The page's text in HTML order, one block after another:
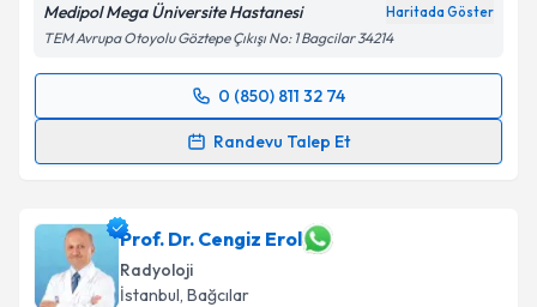
Kişisel verilerimin işlenmesine ilişkinAydınlatma
Metni'ni okudum ve kişisel verilerimin belirtilen
kapsamda işlenmesini kabul ediyorum.
Takvim Talebini Gönder
Medipol Mega Üniversite Hastanesi Haritada Göster
TEM Avrupa Otoyolu Göztepe Çıkışı No: 1 Bagcilar 34214
0 (850) 811 32 74
Randevu Talep Et
Randevu Takvimi Talebi
takvim hazırlandığında e-posta ile bilgilendireceğiz.
E-posta Adresiniz
Prof. Dr. Cengiz Erol
Radyoloji
İstanbul, Bağcılar